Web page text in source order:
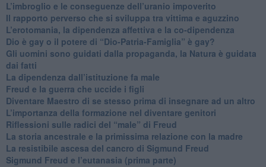
​L’imbroglio e le conseguenze dell’uranio impoverito
​Il rapporto perverso che si sviluppa tra vittima e aguzzino
L’erotomania, la dipendenza affettiva e la co-dipendenza
​Dio è gay o il potere di “Dio-Patria-Famiglia” è gay?
​Gli uomini sono guidati dalla propaganda, la Natura è guidata
dai fatti
La dipendenza dall’istituzione fa male
​Freud e la guerra che uccide i figli
​Diventare Maestro di se stesso prima di insegnare ad un altro
L’importanza della formazione nel diventare genitori
Riflessioni sulle radici del “male” di Freud
​La storia ancestrale e la primissima relazione con la madre
​La resistibile ascesa del cancro di Sigmund Freud
Sigmund Freud e l’eutanasia (prima parte)